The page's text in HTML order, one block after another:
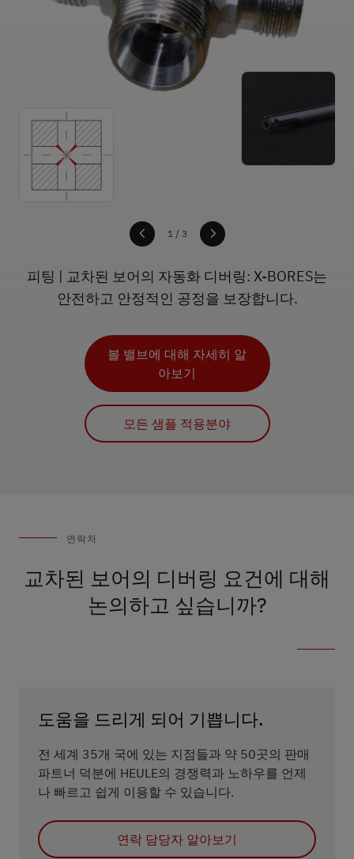
1/ 3
피팅 | 교차된 보어의 자동화 디버링: X-BORES는
안전하고 안정적인 공정을 보장합니다.
볼 밸브에 대해 자세히 알
아보기
모든 샘플 적용분야
1
크랭크샤프트에 대해 자세
히 알아보기
모든 샘플 적용분야
1
매니폴드 블록에 대해 자세
히 알아보기
모든 샘플 적용분야
연락처
교차된 보어의 디버링 요건에 대해
논의하고 싶습니까?
도움을 드리게 되어 기쁩니다.
전 세계 35개 국에 있는 지점들과 약 50곳의 판매
파트너 덕분에 HEULE의 경쟁력과 노하우를 언제
나 빠르고 쉽게 이용할 수 있습니다.
연락 담당자 알아보기